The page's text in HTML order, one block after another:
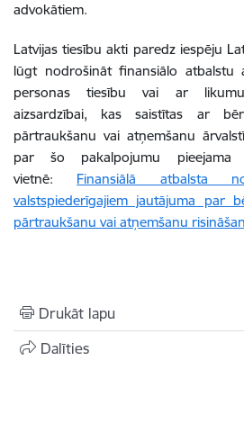
advokātiem.
Latvijas tiesību akti paredz iespēju
lūgt nodrošināt finansiālo atbalstu
personas tiesību vai ar
aizsardzībai, kas saistītas ar
pārtraukšanu vai atņemšanu
par šo pakalpojumu pieejama
vietnē: Finansiālā atbalsta
valstspiederīgajiem jautājuma par
pārtraukšanu vai atņemšanu
Drukāt lapu
Dalīties